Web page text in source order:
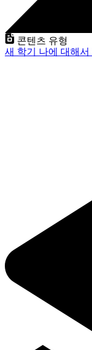
콘텐츠 유형
새 학기 나에 대해서